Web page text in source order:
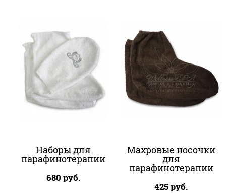
Наборы для
парафинотерапии
680 руб.
Махровые носочки
для
парафинотерапии
425руб.